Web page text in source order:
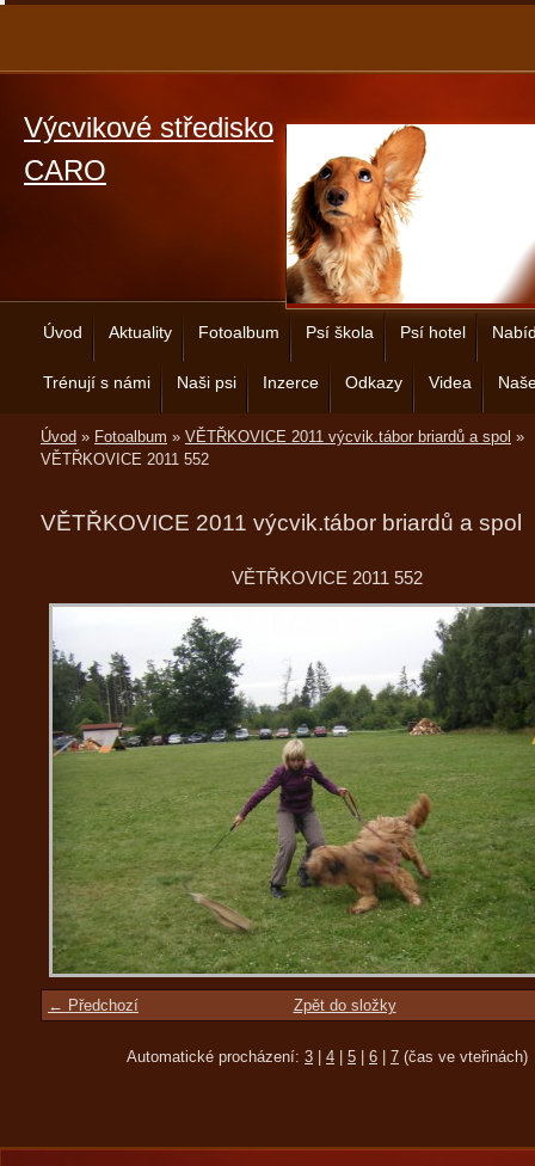
Výcvikové středisko
CARO
Úvod Aktuality Fotoalbum Psí škola Psí hotel
Trénují s námi Naši psi Inzerce Odkazy Videa
Úvod » Fotoalbum » VĚTŘKOVICE 2011 výcvik.tábor briardů a spol »
VĚTŘKOVICE 2011 552
VĚTŘKOVICE 2011 výcvik.tábor briardů a spol
VĚTŘKOVICE 2011 552
← Předchozí Zpět do složky
Automatické procházení: 3 4 5 6 7 (čas ve vteřinách)